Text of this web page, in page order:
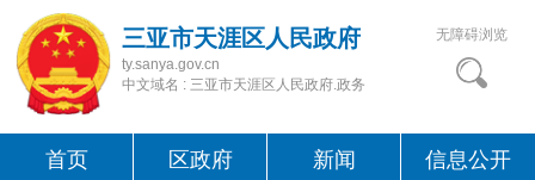
三亚市天涯区人民政府
ty.sanya.gov.cn
中文域名 : 三亚市天涯区人民政府.政务
无障碍浏览
首页 区政府 新闻 信息公开